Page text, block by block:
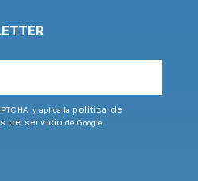
y aplica la política de
de servicio de Google.